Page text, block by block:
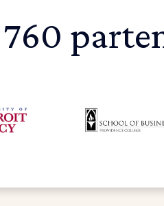
760